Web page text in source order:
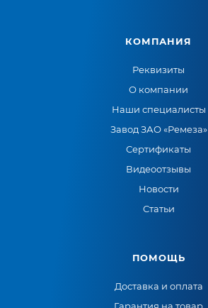
КОМПАНИЯ
Реквизиты
О компании
Наши специалисты
Завод ЗАО «Ремеза»
Сертификаты
Видеоотзывы
Новости
Статьи
ПОМОЩЬ
Доставка и оплата